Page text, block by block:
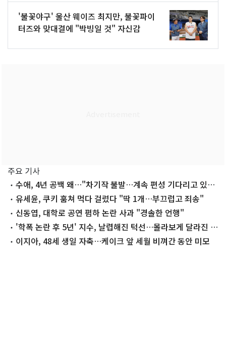
'불꽃야구' 울산 웨이즈 최지만, 불꽃파이
터즈와 맞대결에 "박빙일 것" 자신감
주요 기사
수애, 4년 공백 왜…"차기작 불발…계속 편성 기다리고 있
다"유세윤, 쿠키 훔쳐 먹다 걸렸다 "딱 1개…부끄럽고 죄송"
신동엽, 대학로 공연 폄하 논란 사과 "경솔한 언행"
'학폭 논란 후 5년' 지수, 날렵해진 턱선…몰라보게 달라진 근
황 이지아, 48세 생일 자축…케이크 앞 세월 비껴간 동안 미모